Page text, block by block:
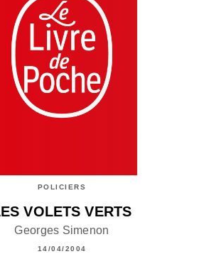
POLICIERS
VOLETS VERTS
Georges Simenon
14/04/2004